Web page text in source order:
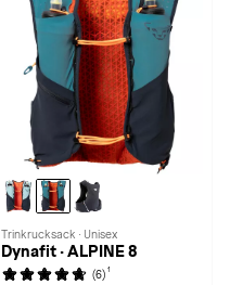
Trinkrucksack · Unisex
Dynafit · ALPINE 8
(6) 1